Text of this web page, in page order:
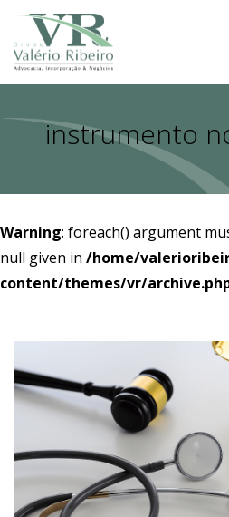
instrumento
Warning: foreach() argument
null given in /home/
content/themes/vr/